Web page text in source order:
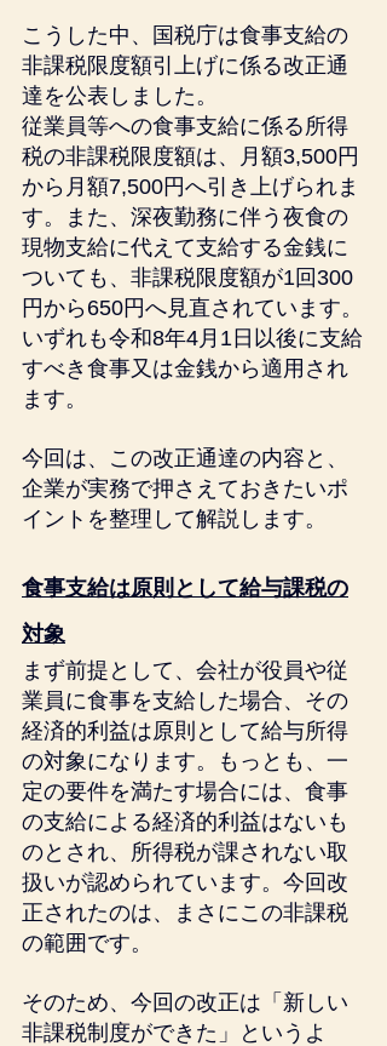
こうした中、国税庁は食事支給の
非課税限度額引上げに係る改正通
達を公表しました。
従業員等への食事支給に係る所得
税の非課税限度額は、月額3,500円
から月額7,500円へ引き上げられま
す。また、深夜勤務に伴う夜食の
現物支給に代えて支給する金銭に
ついても、非課税限度額が1回300
円から650円へ見直されています。
いずれも令和8年4月1日以後に支給
すべき食事又は金銭から適用され
ます。
今回は、この改正通達の内容と、
企業が実務で押さえておきたいポ
イントを整理して解説します。
食事支給は原則として給与課税の
対象
まず前提として、会社が役員や従
業員に食事を支給した場合、その
経済的利益は原則として給与所得
の対象になります。もっとも、一
定の要件を満たす場合には、食事
の支給による経済的利益はないも
のとされ、所得税が課されない取
扱いが認められています。今回改
正されたのは、まさにこの非課税
の範囲です。
そのため、今回の改正は「新しい
非課税制度ができた」というよ